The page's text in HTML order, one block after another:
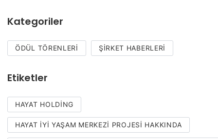
Kategoriler
ÖDÜL TÖRENLERI ŞIRKET HABERLERI
Etiketler
HAYAT HOLDING
HAYAT İYI YAŞAM MERKEZI PROJESI HAKKINDA